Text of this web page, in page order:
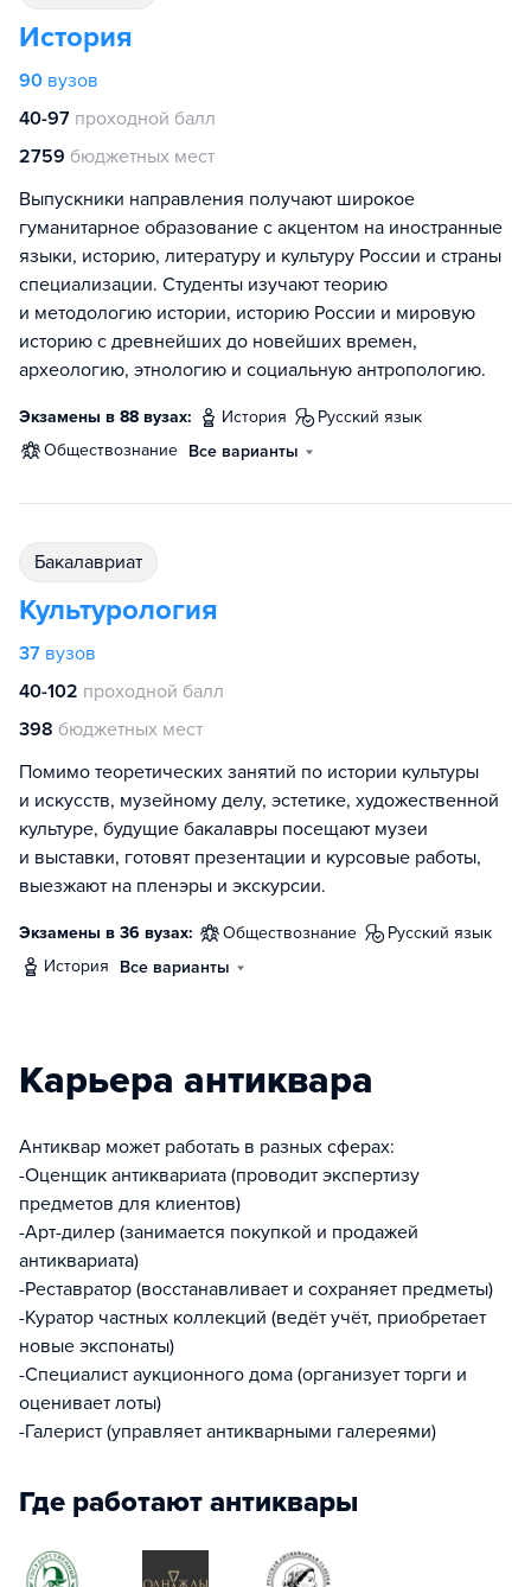
История
90 вузов
40-97 проходной балл
2759 бюджетных мест
Выпускники направления получают широкое
гуманитарное образование с акцентом на иностранные
языки, историю, литературу и культуру России и страны
специализации. Студенты изучают теорию
и методологию истории, историю России и мировую
историю с древнейших до новейших времен,
археологию, этнологию и социальную антропологию.
Экзамены в 88 вузах: история
русский язык
обществознание Все варианты
бакалавриат
Культурология
37 вузов
40-102 проходной балл
398 бюджетных мест
Помимо теоретических занятий по истории культуры
и искусств, музейному делу, эстетике, художественной
культуре, будущие бакалавры посещают музеи
и выставки, готовят презентации и курсовые работы,
выезжают на пленэры и экскурсии.
Экзамены в 36 вузах: обществознание
русский язык
история
Все варианты
Карьера антиквара
Антиквар может работать в разных сферах:
-Оценщик антиквариата (проводит экспертизу
предметов для клиентов)
-Арт-дилер (занимается покупкой и продажей
антиквариата)
-Реставратор (восстанавливает и сохраняет предметы)
-Куратор частных коллекций (ведёт учёт, приобретает
новые экспонаты)
-Специалист аукционного дома (организует торги и
оценивает лоты)
-Галерист (управляет антикварными галереями)
Где работают антиквары